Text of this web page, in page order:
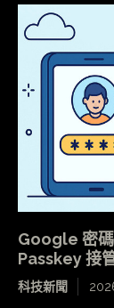
Google 密
Passkey 接
科技新聞